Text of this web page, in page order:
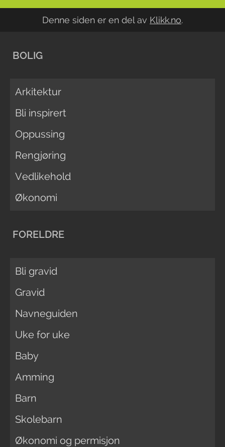
Denne siden er en del av Klikk.no.
BOLIG
Arkitektur
Bli inspirert
Oppussing
Rengjøring
Vedlikehold
Økonomi
FORELDRE
Bli gravid
Gravid
Navneguiden
Uke for uke
Baby
Amming
Barn
Skolebarn
Økonomi og permisjon